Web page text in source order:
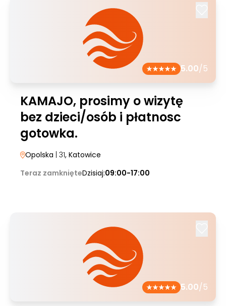
5.00/5
KAMAJO, prosimy o wizytę
bez dzieci/osób i płatnosc
gotowka.
Opolska | 31, Katowice
Teraz zamknięteDzisiaj:09:00-17:00
5.00/5